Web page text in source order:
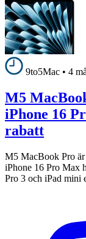
9to5Mac • 4
M5
iPhone 16
rabatt
M5 MacBook Pro är
iPhone 16 Pro Max
Pro 3 och iPad mini